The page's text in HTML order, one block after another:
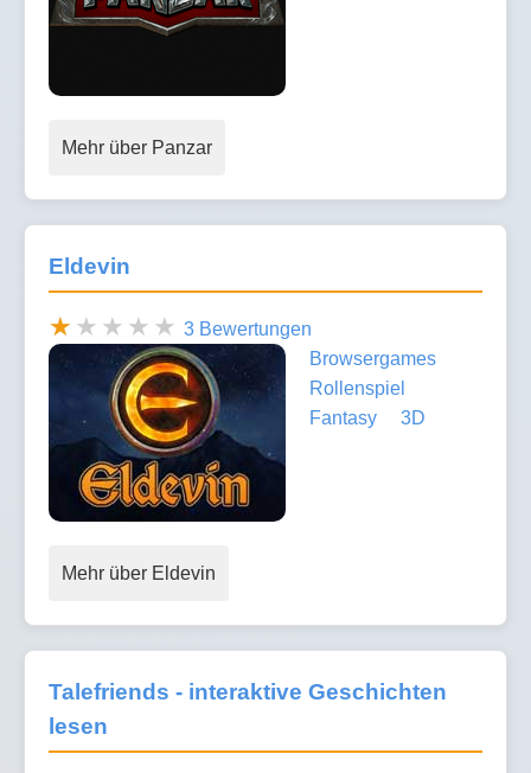
Mehr über Panzar
Eldevin
3 Bewertungen
Browsergames
Rollenspiel
Fantasy
3D
Mehr über Eldevin
Talefriends - interaktive Geschichten
lesen